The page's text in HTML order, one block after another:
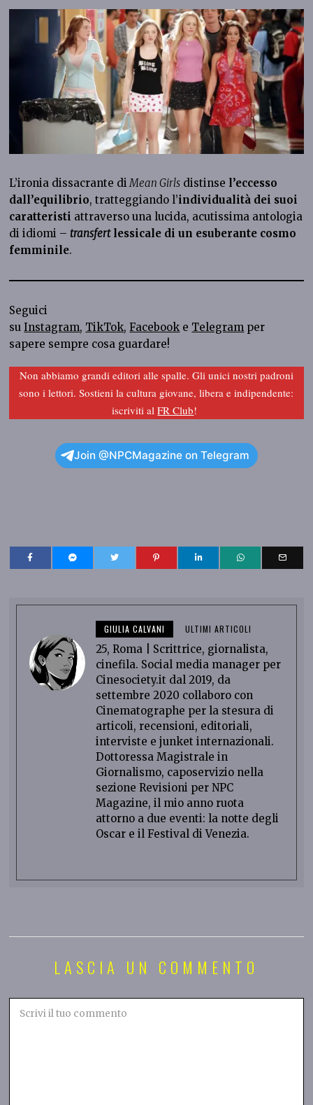
L’ironia dissacrante di Mean Girls distinse l’eccesso
dall’equilibrio, tratteggiando l’individualità dei suoi
caratteristi attraverso una lucida, acutissima antologia
di idiomi –transfertlessicale di un esuberante cosmo
femminile.
Seguici
suInstagram, TikTok,Facebook e Telegram per
sapere sempre cosa guardare!
Non abbiamo grandi editori alle spalle. Gli unici nostri padroni
sono i lettori. Sostieni la cultura giovane, libera e indipendente:
iscriviti alFR Club!
Join @NPCMagazine on Telegram
GIULIA CALVANI ULTIMI ARTICOLI
25, Roma | Scrittrice, giornalista,
cinefila. Social media manager per
Cinesociety.it dal 2019, da
settembre 2020 collaboro con
Cinematographe per la stesura di
articoli, recensioni, editoriali,
interviste e junket internazionali.
Dottoressa Magistrale in
Giornalismo, caposervizio nella
sezione Revisioni per NPC
Magazine, il mio anno ruota
attorno a due eventi: la notte degli
Oscar e il Festival di Venezia.
LASCIA UN COMMENTO